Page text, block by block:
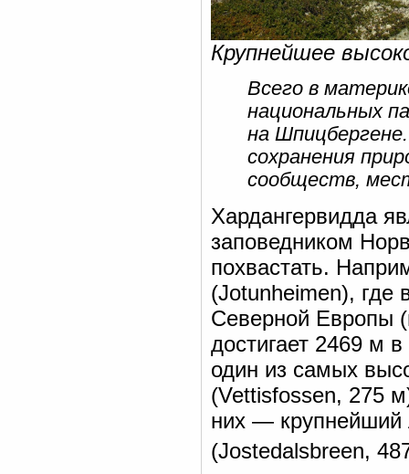
Крупнейшее
Всего в
национальных
на
сохранения
сообществ,
Хардангервидда
заповедником
похвастать.
(Jotunheimen),
Северной Европы
достигает 2469 м
один из самых
(Vettisfossen, 275
них — крупнейший
(Jostedalsbreen,